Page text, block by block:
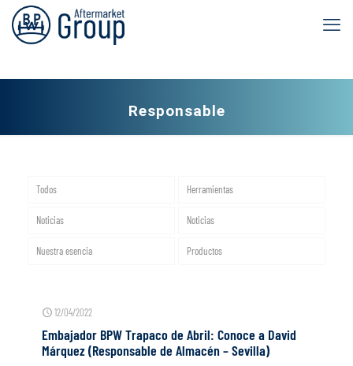
Responsable
Todos Herramientas
Noticias Noticias
Nuestra esencia Productos
12/04/2022
Embajador BPW Trapaco de Abril: Conoce a David
Márquez (Responsable de Almacén – Sevilla)